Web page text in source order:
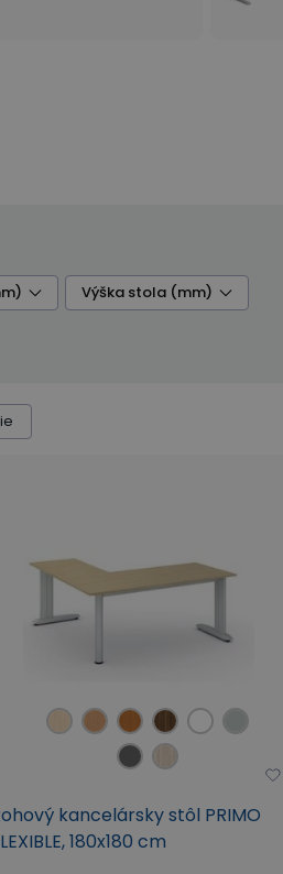
Výška stola (mm)
kancelársky stôl PRIMO
180x180 cm